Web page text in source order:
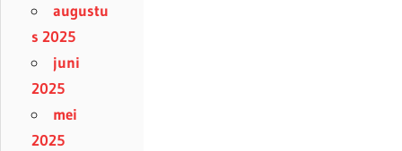
augustu
s 2025
juni
2025
mei
2025